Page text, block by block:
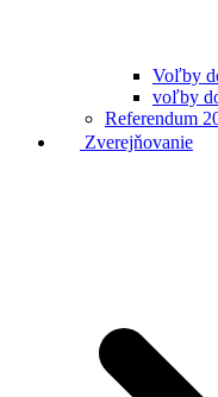
Voľby
voľby
Referendum
Zverejňovanie